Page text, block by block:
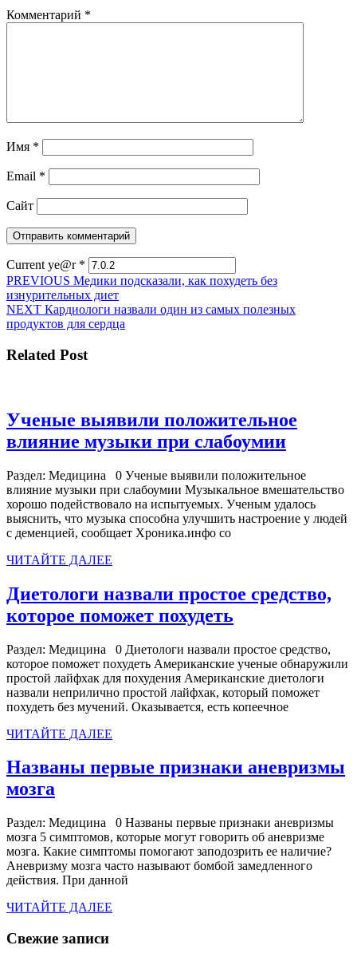
Комментарий *
Имя *
Email *
Сайт
Current ye@r *
Навигация
по
записям
PREVIOUS Предыдущая
запись:
Медики подсказали, как похудеть без
изнурительных диет
NEXT Следующая
запись:
Кардиологи назвали один из самых полезных
продуктов для сердца
Related Post
Ученые выявили положительное
влияние музыки при слабоумииУченые
музыки
Раздел: Медицина 0 Ученые выявили положительное
влияние музыки при слабоумии Музыкальное вмешательство
хорошо подействовало на испытуемых. Ученым удалось
выяснить, что музыка способна улучшить настроение у людей
с деменцией, сообщает Хроника.инфо со
ЧИТАЙТЕ ДАЛЕЕ
Диетологи назвали простое средство,
которое поможет похудеть
простое
средство,
которое
Раздел: Медицина 0 Диетологи назвали простое средство,
которое поможет похудеть Американские ученые обнаружили
простой лайфхак для похудения Американские диетологи
назвали неприлично простой лайфхак, который поможет
похудеть без мучений. Оказывается, есть копеечное
ЧИТАЙТЕ ДАЛЕЕ
Названы первые признаки аневризмы
мозга
признаки
аневризмы
мозга
Раздел: Медицина 0 Названы первые признаки аневризмы
мозга 5 симптомов, которые могут говорить об аневризме
мозга. Какие симптомы помогают заподозрить ее наличие?
Аневризму мозга часто называют бомбой замедленного
действия. При данной
ЧИТАЙТЕ ДАЛЕЕ
Свежие записи